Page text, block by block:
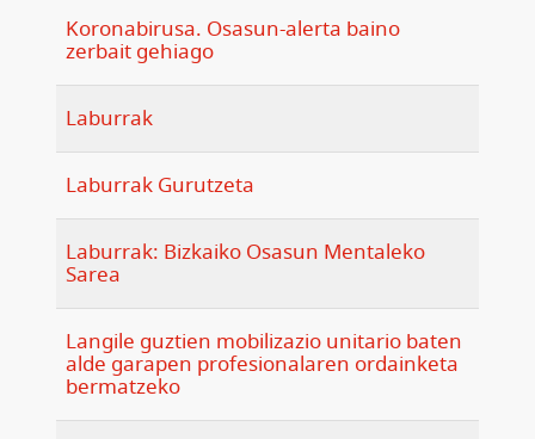
Koronabirusa. Osasun-alerta baino
zerbait gehiago
Laburrak
Laburrak Gurutzeta
Laburrak: Bizkaiko Osasun Mentaleko
Sarea
Langile guztien mobilizazio unitario baten
alde garapen profesionalaren ordainketa
bermatzeko